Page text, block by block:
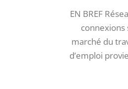
EN BREF
marché du
d’emploi